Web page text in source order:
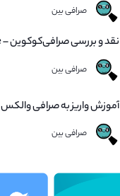
صرافی بین
نقد و بررسی صرافی‌کوکوین – Kucoin Exchange
صرافی بین
آموزش واریز به صرافی والکس
صرافی بین